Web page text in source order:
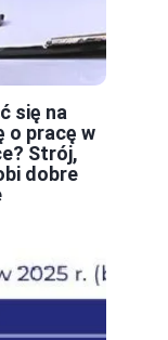
się na
o pracę w
Strój,
dobre